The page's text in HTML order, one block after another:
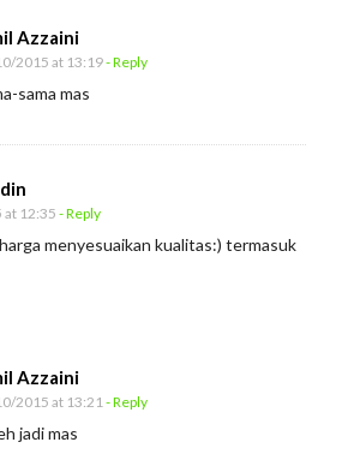
Azzaini
2015 at 13:19- Reply
sama mas
12:35 - Reply
menyesuaikan kualitas:) termasuk
Azzaini
2015 at 13:21 - Reply
jadi mas